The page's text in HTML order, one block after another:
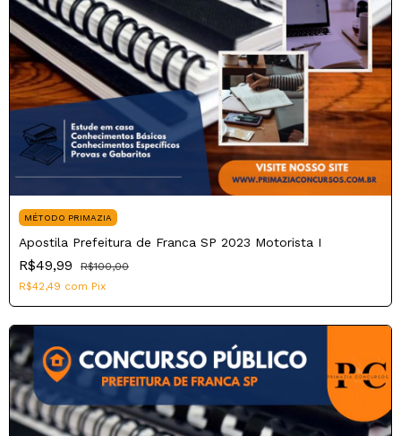
MÉTODO PRIMAZIA
Apostila Prefeitura de Franca SP 2023 Motorista I
R$49,99
R$100,00
R$42,49 com Pix